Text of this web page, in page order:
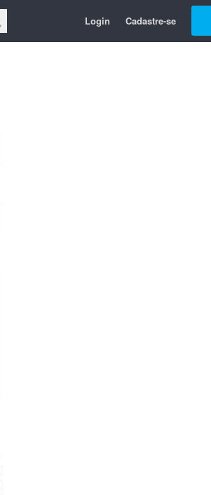
Login Cadastre-se